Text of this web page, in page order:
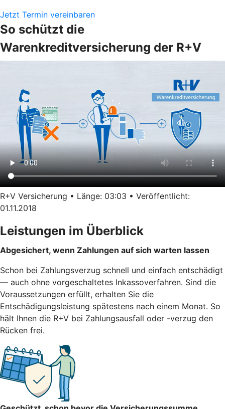
Jetzt Termin vereinbaren
So schützt die
Warenkreditversicherung der R+V
R+V Versicherung • Länge: 03:03 • Veröffentlicht:
01.11.2018
Leistungen im Überblick
Abgesichert, wenn Zahlungen auf sich warten lassen
Schon bei Zahlungsverzug schnell und einfach entschädigt
— auch ohne vorgeschaltetes Inkassoverfahren. Sind die
Voraussetzungen erfüllt, erhalten Sie die
Entschädigungsleistung spätestens nach einem Monat. So
hält Ihnen die R+V bei Zahlungsausfall oder -verzug den
Rücken frei.